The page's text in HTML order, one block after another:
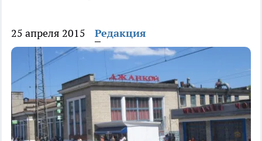
25 апреля 2015 Редакция